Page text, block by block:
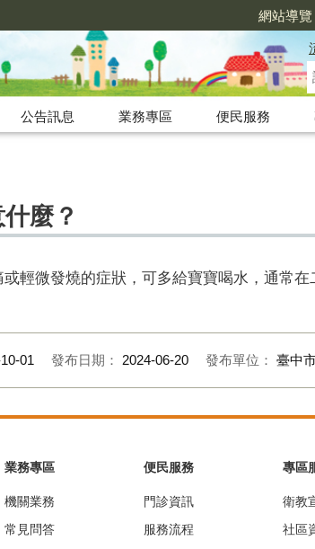
網站導覽
公告訊息 業務專區 便民服務
麼？
輕微發燒的症狀，可多給寶寶喝水，通常在
01 發布日期： 2024-06-20 發布單位： 臺中
業務專區
機關業務
常見問答
便民服務
門診資訊
服務流程
專區
衛教
社區